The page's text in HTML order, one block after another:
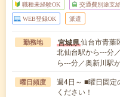
職種未経験OK 交通費別途支
WEB登録OK 派遣
勤務地 宮城県仙台市青葉
北仙台駅から---分
ら---分／奥新川駅
曜日頻度
週4日～ ■曜日固定
ください！